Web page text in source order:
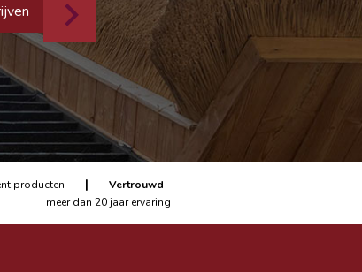
producten | Vertrouwd -
meer dan 20 jaar ervaring